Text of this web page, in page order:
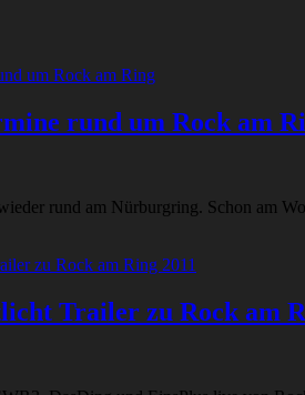
rund um Rock am
rund am Nürburgring. Schon am
Trailer zu Rock am